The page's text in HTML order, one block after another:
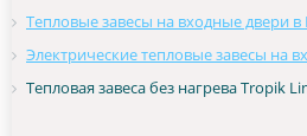
Тепловые завесы на входные двери в
Электрические тепловые завесы на
Тепловая завеса без нагрева Tropik